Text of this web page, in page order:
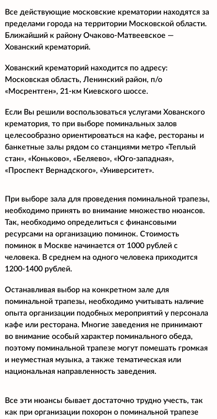
Все действующие московские крематории находятся за
пределами города на территории Московской области.
Ближайший к району Очаково-Матвеевское —
Хованский крематорий.
Хованский крематорий находится по адресу:
Московская область, Ленинский район, п/о
«Мосрентген», 21-км Киевского шоссе.
Если Вы решили воспользоваться услугами Хованского
крематория, то при выборе поминальных залов
целесообразно ориентироваться на кафе, рестораны и
банкетные залы рядом со станциями метро «Теплый
стан», «Коньково», «Беляево», «Юго-западная»,
«Проспект Вернадского», «Университет».
При выборе зала для проведения поминальной трапезы,
необходимо принять во внимание множество нюансов.
Так, необходимо определиться с финансовыми
ресурсами на организацию поминок. Стоимость
поминок в Москве начинается от 1000 рублей с
человека. В среднем на одного человека приходится
1200-1400 рублей.
Останавливая выбор на конкретном зале для
поминальной трапезы, необходимо учитывать наличие
опыта организации подобных мероприятий у персонала
кафе или ресторана. Многие заведения не принимают
во внимание особый характер поминального обеда,
поэтому поминальной трапезе могут помешать громкая
и неуместная музыка, а также тематическая или
национальная направленность заведения.
Все эти нюансы бывает достаточно трудно учесть, так
как при организации похорон о поминальной трапезе